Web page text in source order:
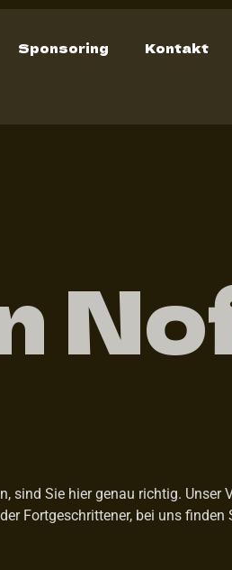
Sponsoring Kontakt
sind Sie hier genau richtig. Unser
Fortgeschrittener, bei uns finden